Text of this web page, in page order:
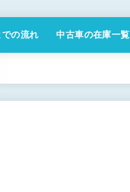
の流れ 中古車の在庫一覧